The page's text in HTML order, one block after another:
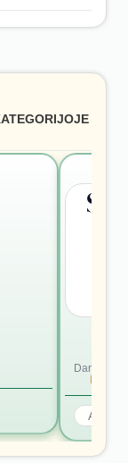
Dar nėra